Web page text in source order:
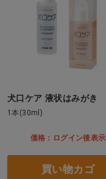
犬口ケア 液状はみがき
1本(30ml)
価格：ログイン後表示
買い物カゴ